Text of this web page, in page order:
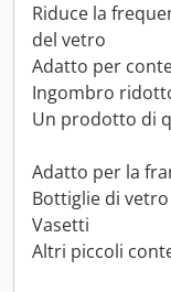
Riduce la
del vetro
Adatto per
Ingombro
Un prodotto di
Adatto per la
Bottiglie di vetro
Vasetti
Altri piccoli